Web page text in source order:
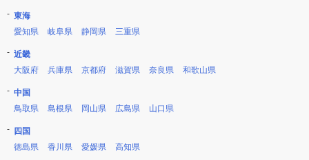
東海
愛知県
岐阜県 静岡県 三重県
近畿
大阪府
兵庫県 京都府 滋賀県 奈良県 和歌山県
中国
鳥取県
島根県 岡山県 広島県 山口県
四国
徳島県
香川県 愛媛県 高知県